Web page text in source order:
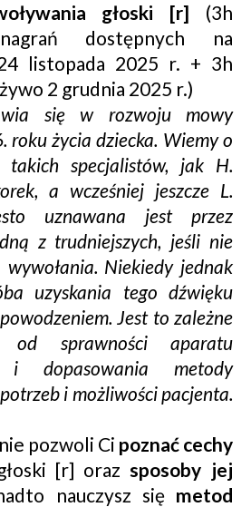
głoski [r] (3h
dostępnych na
listopada 2025 r. + 3h
2 grudnia 2025 r.)
się w rozwoju mowy
roku życia dziecka. Wiemy o
specjalistów, jak H.
a wcześniej jeszcze L.
uznawana jest przez
z trudniejszych, jeśli nie
Niekiedy jednak
uzyskania tego dźwięku
Jest to zależne
od sprawności aparatu
i dopasowania metody
i możliwości pacjenta.
pozwoli Ci poznać cechy
[r] oraz sposoby jej
nauczysz się metod